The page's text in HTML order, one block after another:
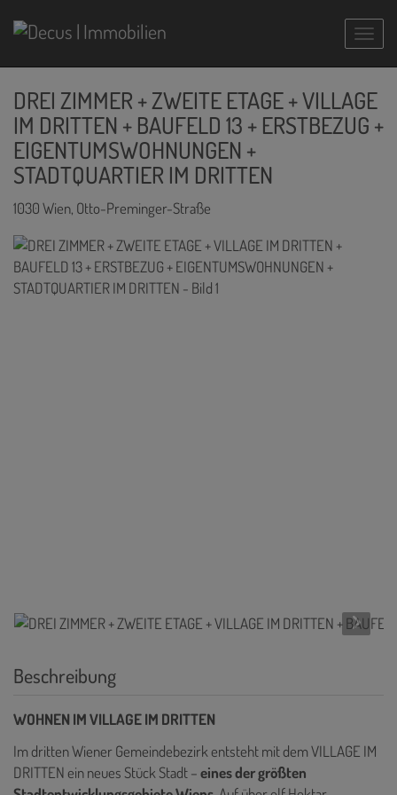
DREI ZIMMER + ZWEITE ETAGE + VILLAGE
IM DRITTEN + BAUFELD 13 + ERSTBEZUG +
EIGENTUMSWOHNUNGEN +
STADTQUARTIER IM DRITTEN
1030 Wien, Otto-Preminger-Straße
Beschreibung
WOHNEN IM VILLAGE IM DRITTEN
Im dritten Wiener Gemeindebezirk entsteht mit dem VILLAGE IM
DRITTEN ein neues Stück Stadt –eines der größten